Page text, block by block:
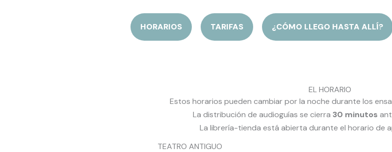
HORARIOS TARIFAS ¿CÓMO LLEGO HASTA ALLÍ?
EL HORARIO
Estos horarios pueden cambiar por la noche durante los
La distribución de audioguías se cierra 30 minutos
La librería-tienda está abierta durante el horario de
TEATRO ANTIGUO